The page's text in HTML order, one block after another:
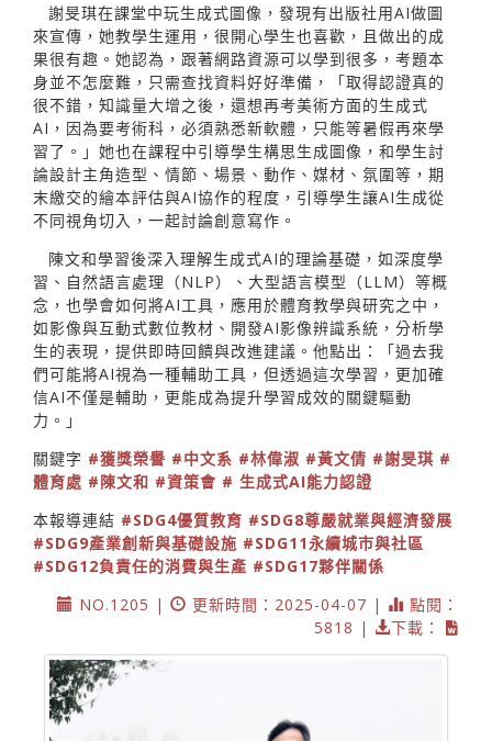
謝旻琪在課堂中玩生成式圖像，發現有出版社用AI做圖
來宣傳，她教學生運用，很開心學生也喜歡，且做出的成
果很有趣。她認為，跟著網路資源可以學到很多，考題本
身並不怎麼難，只需查找資料好好準備，「取得認證真的
很不錯，知識量大增之後，還想再考美術方面的生成式
AI，因為要考術科，必須熟悉新軟體，只能等暑假再來學
習了。」她也在課程中引導學生構思生成圖像，和學生討
論設計主角造型、情節、場景、動作、媒材、氛圍等，期
末繳交的繪本評估與AI協作的程度，引導學生讓AI生成從
不同視角切入，一起討論創意寫作。
陳文和學習後深入理解生成式AI的理論基礎，如深度學
習、自然語言處理（NLP）、大型語言模型（LLM）等概
念，也學會如何將AI工具，應用於體育教學與研究之中，
如影像與互動式數位教材、開發AI影像辨識系統，分析學
生的表現，提供即時回饋與改進建議。他點出：「過去我
們可能將AI視為一種輔助工具，但透過這次學習，更加確
信AI不僅是輔助，更能成為提升學習成效的關鍵驅動
力。」
關鍵字 #獲獎榮譽 #中文系 #林偉淑 #黃文倩 #謝旻琪 #
體育處 #陳文和 #資策會 # 生成式AI能力認證
本報導連結 #SDG4優質教育 #SDG8尊嚴就業與經濟發展
#SDG9產業創新與基礎設施 #SDG11永續城市與社區
#SDG12負責任的消費與生產 #SDG17夥伴關係
NO.1205 |
更新時間：2025-04-07 |
點閱：
5818 |
下載：